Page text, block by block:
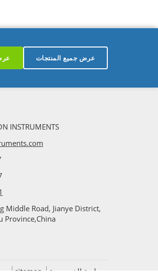
عرض جميع المنتجات
INSTRUMENTS
Middle Road, Jianye District,
Province,China
sitemap سياسة الخصوصية